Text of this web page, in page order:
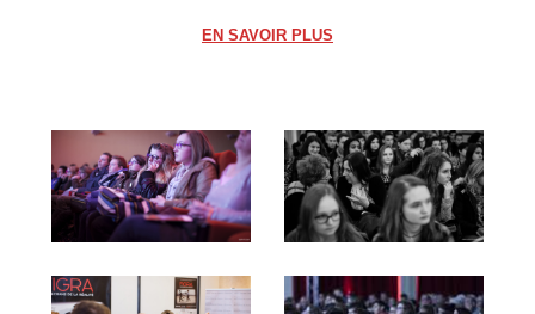
EN SAVOIR PLUS